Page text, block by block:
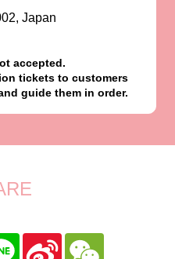
Japan
accepted.
tickets to customers
guide them in order.